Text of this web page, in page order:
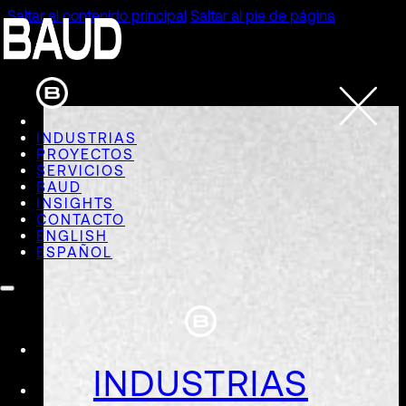
Saltar al contenido principal Saltar al pie de página
INDUSTRIAS
PROYECTOS
SERVICIOS
BAUD
INSIGHTS
CONTACTO
ENGLISH
ESPAÑOL
INDUSTRIAS